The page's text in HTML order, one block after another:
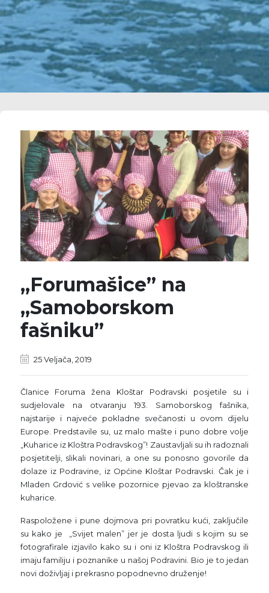
„Forumašice” na
„Samoborskom
fašniku”
25 Veljača, 2019
Članice Foruma žena Kloštar Podravski posjetile su i
sudjelovale na otvaranju 193. Samoborskog fašnika,
najstarije i najveće pokladne svečanosti u ovom dijelu
Europe. Predstavile su, uz malo mašte i puno dobre volje
„Kuharice iz Kloštra Podravskog”! Zaustavljali su ih radoznali
posjetitelji, slikali novinari, a one su ponosno govorile da
dolaze iz Podravine, iz Općine Kloštar Podravski. Čak je i
Mladen Grdović s velike pozornice pjevao za kloštranske
kuharice.
Raspoložene i pune dojmova pri povratku kući, zaključile
su kako je „Svijet malen” jer je dosta ljudi s kojim su se
fotografirale izjavilo kako su i oni iz Kloštra Podravskog ili
imaju familiju i poznanike u našoj Podravini. Bio je to jedan
novi doživljaj i prekrasno popodnevno druženje!